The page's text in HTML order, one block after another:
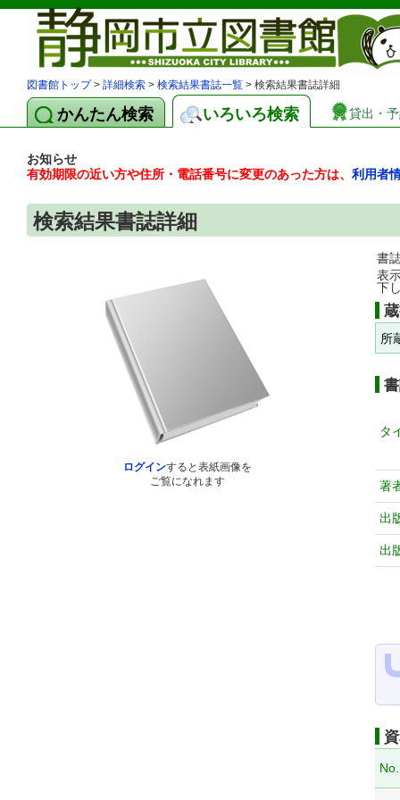
図書館トップ> 詳細検索 > 検索結果書誌一覧 > 検索結果書誌詳細
かんたん検索 いろいろ検索 貸出・
お知らせ
有効期限の近い方や住所・電話番号に変更のあった方は、 利用者
検索結果書誌詳細
ログインすると表紙画像を
ご覧になれます
書
表
下
所
タ
著
出
出
No.